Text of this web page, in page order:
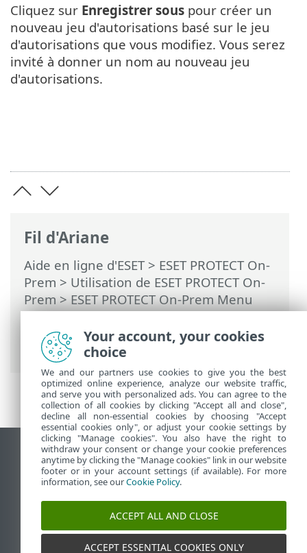
Fil d'Ariane
Aide en ligne d'ESET> ESET PROTECT On-
Prem > Utilisation de ESET PROTECT On-
Prem>ESET PROTECT On-Prem Menu
principal>Plus>Droits d’accès>Jeux
d’autorisations> Gérer les jeux
d'autorisations
Cliquez sur Enregistrer sous pour créer un
nouveau jeu d'autorisations basé sur le jeu
d'autorisations que vous modifiez. Vous serez
invité à donner un nom au nouveau jeu
d'autorisations.
Afficher le site pour ordinateur de bureau
End of Life
Base de connaissances ESET
Forum ESET
ESET Status Portal
Assistance régionale
Your account, your cookies
choice
We and our partners use cookies to give you the best
optimized online experience, analyze our website traffic,
and serve you with personalized ads. You can agree to the
collection of all cookies by clicking "Accept all and close",
decline all non-essential cookies by choosing "Accept
essential cookies only", or adjust your cookie settings by
clicking "Manage cookies". You also have the right to
withdraw your consent or change your cookie preferences
anytime by clicking the "Manage cookies" link in our website
footer or in your account settings (if available). For more
information, see ourCookie Policy.
ACCEPT ALL AND CLOSE
ACCEPT ESSENTIAL COOKIES ONLY